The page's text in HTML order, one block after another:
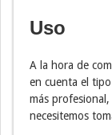
Uso
A la hora de
en cuenta el
más
necesitemos